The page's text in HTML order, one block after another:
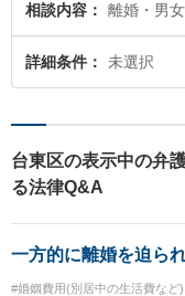
相談内容 離婚・男
詳細条件 未選択
台東区の表示中の弁
る法律Q&A
一方的に離婚を迫ら
#婚姻費用(別居中の生活費など)